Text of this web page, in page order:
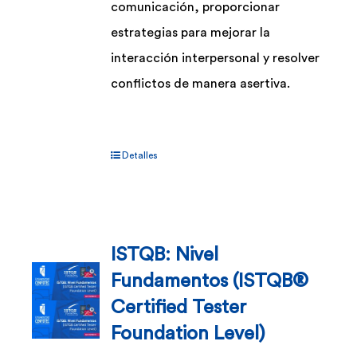
comunicación, proporcionar
estrategias para mejorar la
interacción interpersonal y resolver
conflictos de manera asertiva.
Detalles
ISTQB: Nivel
Fundamentos (ISTQB®
Certified Tester
Foundation Level)